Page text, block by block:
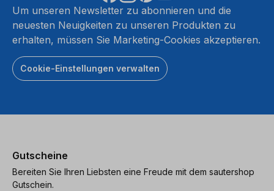
Um unseren Newsletter zu abonnieren und die
neuesten Neuigkeiten zu unseren Produkten zu
erhalten, müssen Sie Marketing-Cookies akzeptieren.
Cookie-Einstellungen verwalten
Gutscheine
Bereiten Sie Ihren Liebsten eine Freude mit dem sautershop
Gutschein.